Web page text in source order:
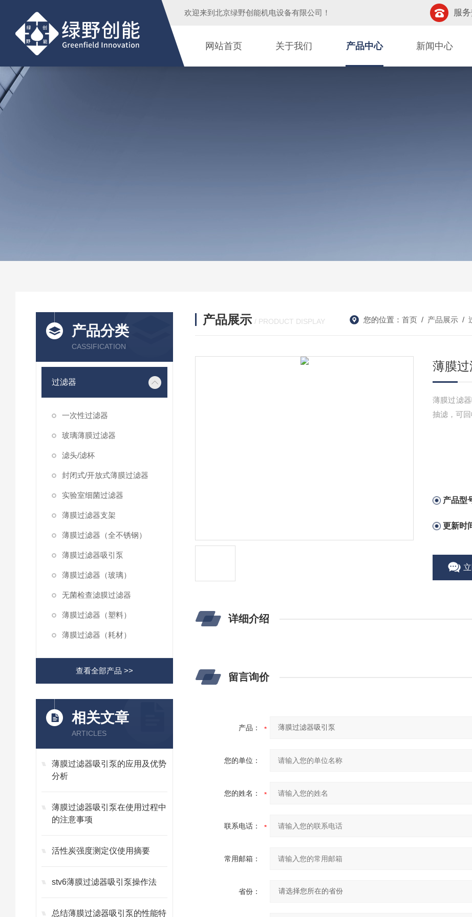
欢迎来到 北京绿野创能机电设备有限公司 ！ 服
网站首页 关于我们 产品中心 新闻中心
产品分类
CASSIFICATION
过滤器
一次性过滤器
玻璃薄膜过滤器
滤头/滤杯
封闭式/开放式薄膜过滤器
实验室细菌过滤器
薄膜过滤器支架
薄膜过滤器（全不锈钢）
薄膜过滤器吸引泵
薄膜过滤器（玻璃）
无菌检查滤膜过滤器
薄膜过滤器（塑料）
薄膜过滤器（耗材）
查看全部产品 >>
相关文章
ARTICLES
薄膜过滤器吸引泵的应用及优势
分析
薄膜过滤器吸引泵在使用过程中
的注意事项
活性炭强度测定仪使用摘要
stv6薄膜过滤器吸引泵操作法
总结薄膜过滤器吸引泵的性能特
产品展示 / PRODUCT DISPLAY 您的位置： 首页 / 产品展示 /
薄膜
薄膜过滤
抽滤，可回
产品型
更新时
详细介绍
留言询价
产品：
您的单位：
您的姓名：
联系电话：
常用邮箱：
省份：